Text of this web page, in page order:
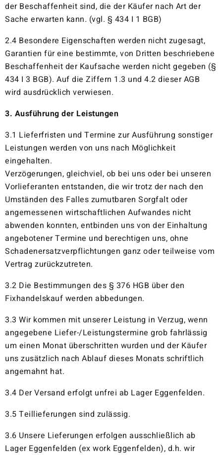
der Beschaffenheit sind, die der Käufer nach Art der
Sache erwarten kann. (vgl. § 434 I 1 BGB)
2.4 Besondere Eigenschaften werden nicht zugesagt,
Garantien für eine bestimmte, von Dritten beschriebene
Beschaffenheit der Kaufsache werden nicht gegeben (§
434 I 3 BGB). Auf die Ziffern 1.3 und 4.2 dieser AGB
wird ausdrücklich verwiesen.
3. Ausführung der Leistungen
3.1 Lieferfristen und Termine zur Ausführung sonstiger
Leistungen werden von uns nach Möglichkeit
eingehalten.
Verzögerungen, gleichviel, ob bei uns oder bei unseren
Vorlieferanten entstanden, die wir trotz der nach den
Umständen des Falles zumutbaren Sorgfalt oder
angemessenen wirtschaftlichen Aufwandes nicht
abwenden konnten, entbinden uns von der Einhaltung
angebotener Termine und berechtigen uns, ohne
Schadenersatzverpflichtungen ganz oder teilweise vom
Vertrag zurückzutreten.
3.2 Die Bestimmungen des § 376 HGB über den
Fixhandelskauf werden abbedungen.
3.3 Wir kommen mit unserer Leistung in Verzug, wenn
angegebene Liefer-/Leistungstermine grob fahrlässig
um einen Monat überschritten wurden und der Käufer
uns zusätzlich nach Ablauf dieses Monats schriftlich
angemahnt hat.
3.4 Der Versand erfolgt unfrei ab Lager Eggenfelden.
3.5 Teillieferungen sind zulässig.
3.6 Unsere Lieferungen erfolgen ausschließlich ab
Lager Eggenfelden (ex work Eggenfelden), d.h. wir